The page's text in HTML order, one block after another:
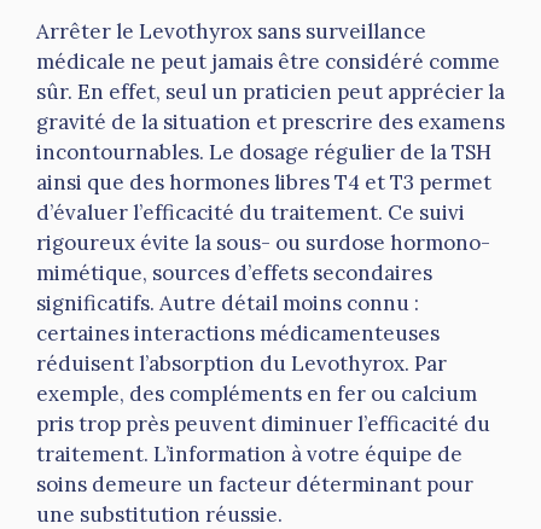
Arrêter le Levothyrox sans surveillance
médicale ne peut jamais être considéré comme
sûr. En effet, seul un praticien peut apprécier la
gravité de la situation et prescrire des examens
incontournables. Le dosage régulier de la TSH
ainsi que des hormones libres T4 et T3 permet
d’évaluer l’efficacité du traitement. Ce suivi
rigoureux évite la sous- ou surdose hormono-
mimétique, sources d’effets secondaires
significatifs. Autre détail moins connu :
certaines interactions médicamenteuses
réduisent l’absorption du Levothyrox. Par
exemple, des compléments en fer ou calcium
pris trop près peuvent diminuer l’efficacité du
traitement. L’information à votre équipe de
soins demeure un facteur déterminant pour
une substitution réussie.